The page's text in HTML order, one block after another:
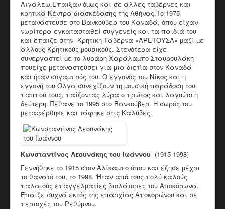
Αιγάλεω.Επαιξαν όµως και σε άλλες ταβέρνες και
κρητικά Κέντρα διασκέδασης της Αθήνας.Το 1975
µετανάστευσε στο Βανκούβερ του Καναδά, όπου είχαν
νωρίτερα εγκατασταθεί συγγενείς και τα παιδιά του
και έπαιζε στην Κρητική Ταβέρνα «ΑΡΕΤΟΥΣΑ» µαζί µε
άλλους Κρητικούς µουσικούς. Στενότερα είχε
συνεργαστεί µε το λυράρη Χαράλαµπο Σταυρουλάκη
πουείχε µεταναστεύσει για µια διετία στον Καναδά
και ήταν σόγαµπρός του. Ο εγγονός του Νίκος και η
εγγονή του Όλγα συνεχίζουν τη µουσική παράδοση του
παππού τους, παίζοντας λύρα ο πρώτος και λαγούτο η
δεύτερη. Πέθανε το 1995 στο Βανκούβερ. Η σωρός του
µεταφέρθηκε και τάφηκε στις Καλύβες.
Κωνσταντίνος Λεουνάκης του Ιωάννου (1915-1998)
Γεννήθηκε το 1915 στον Αλίκαµπο όπου και έζησε µέχρι
το θανατό του, το 1998. 'Ήταν από τους πολύ καλούς
παλαιούς επαγγελµατίες βιολάτορες του Αποκόρωνα.
Έπαιζε συχνά εκτός της επαρχίας Αποκορώνου και σε
περιοχές του Ρεθύµνου.